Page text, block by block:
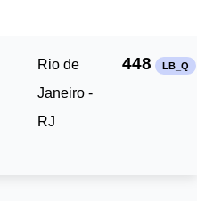
Rio de
Janeiro -
RJ
448 LB_Q